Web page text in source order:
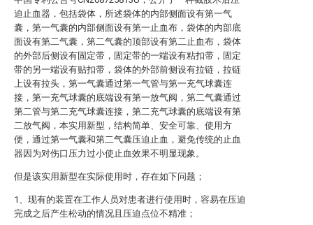
迫止血器，包括袋体，所述袋体的内部侧面设有第一气
囊，第一气囊的内部侧面设有第一止血布，袋体的内部底
面设有第二气囊，第二气囊的顶部设有第二止血布，袋体
的外部后侧设有固定带，固定带的一端设有粘扣带，固定
带的另一端设有贴扣带，袋体的外部前侧设有拉链，拉链
上设有拉头，第一气囊通过第一气管与第一充气球囊连
接，第一充气球囊的底端设有第一放气阀，第二气囊通过
第二管与第二充气球囊连接，第二充气球囊的底端设有第
二放气阀，本实用新型，结构简单、安全可靠、使用方
便，通过第一气囊和第二气囊压迫止血，避免传统的止血
器因为对伤口压力过小使止血效果不明显现象。
但是该实用新型在实际使用时，存在如下问题；
1、现有的装置在工作人员对患者进行使用时，容易在压迫
完成之后产生松动的情况且压迫点位不精准；